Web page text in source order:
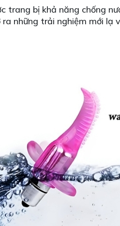
trang bị khả năng chống
những trải nghiệm mới lạ